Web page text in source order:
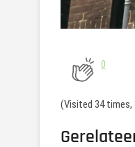
0
(Visited 34